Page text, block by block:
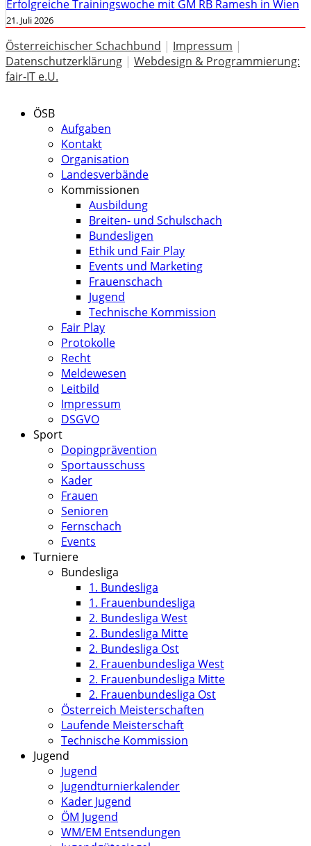
Erfolgreiche Trainingswoche mit GM RB Ramesh in Wien
21. Juli 2026
Österreichischer Schachbund | Impressum |
Datenschutzerklärung | Webdesign & Programmierung:
fair-IT e.U.
ÖSB
Aufgaben
Kontakt
Organisation
Landesverbände
Kommissionen
Ausbildung
Breiten- und Schulschach
Bundesligen
Ethik und Fair Play
Events und Marketing
Frauenschach
Jugend
Technische Kommission
Fair Play
Protokolle
Recht
Meldewesen
Leitbild
Impressum
DSGVO
Sport
Dopingprävention
Sportausschuss
Kader
Frauen
Senioren
Fernschach
Events
Turniere
Bundesliga
1. Bundesliga
1. Frauenbundesliga
2. Bundesliga West
2. Bundesliga Mitte
2. Bundesliga Ost
2. Frauenbundesliga West
2. Frauenbundesliga Mitte
2. Frauenbundesliga Ost
Österreich Meisterschaften
Laufende Meisterschaft
Technische Kommission
Jugend
Jugend
Jugendturnierkalender
Kader Jugend
ÖM Jugend
WM/EM Entsendungen